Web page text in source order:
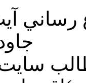
رساني